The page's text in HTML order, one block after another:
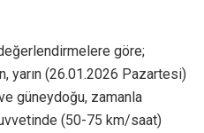
değerlendirmelere göre;
yarın (26.01.2026 Pazartesi)
güneydoğu, zamanla
(50-75 km/saat)